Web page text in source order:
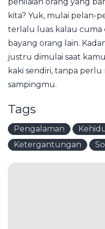
kita? Yuk, mulai pelan-
terlalu luas kalau cuma
bayang orang lain.
justru dimulai saat
kaki sendiri, tanpa
sampingmu.
Tags
Pengalaman
Ketergantungan